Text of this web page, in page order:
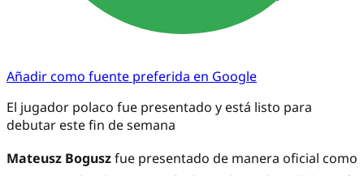
Añadir como fuente preferida en Google
El jugador polaco fue presentado y está listo para
debutar este fin de semana
Mateusz Boguszfue presentado de manera oficial como